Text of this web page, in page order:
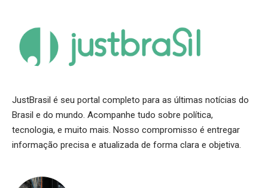
JustBrasil é seu portal completo para as últimas notícias do
Brasil e do mundo. Acompanhe tudo sobre política,
tecnologia, e muito mais. Nosso compromisso é entregar
informação precisa e atualizada de forma clara e objetiva.